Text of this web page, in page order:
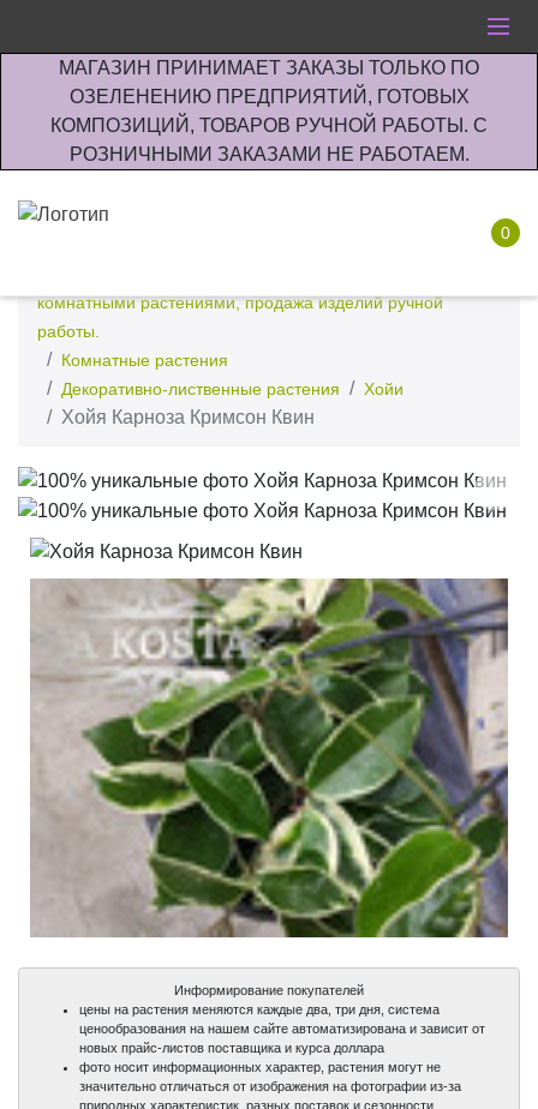
МАГАЗИН ПРИНИМАЕТ ЗАКАЗЫ ТОЛЬКО ПО
ОЗЕЛЕНЕНИЮ ПРЕДПРИЯТИЙ, ГОТОВЫХ
КОМПОЗИЦИЙ, ТОВАРОВ РУЧНОЙ РАБОТЫ. С
РОЗНИЧНЫМИ ЗАКАЗАМИ НЕ РАБОТАЕМ.
0
комнатными растениями, продажа изделий ручной
работы.
Комнатные растения
Декоративно-лиственные растения
Хойи
Хойя Карноза Кримсон Квин
Информирование покупателей
цены на растения меняются каждые два, три дня, система
ценообразования на нашем сайте автоматизирована и зависит от
новых прайс-листов поставщика и курса доллара
фото носит информационных характер, растения могут не
значительно отличаться от изображения на фотографии из-за
природных характеристик, разных поставок и сезонности